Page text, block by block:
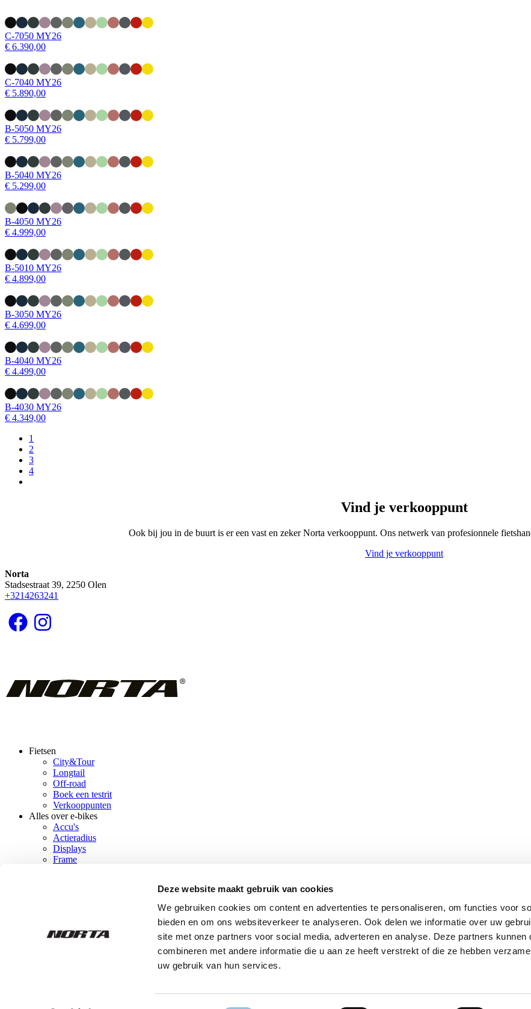
Deze website maakt gebruik van cookies
We gebruiken cookies om content en advertenties te personaliseren, om functies voor
bieden en om ons websiteverkeer te analyseren. Ook delen we informatie over uw
site met onze partners voor social media, adverteren en analyse. Deze partners kunnen
combineren met andere informatie die u aan ze heeft verstrekt of die ze hebben
uw gebruik van hun services.
C-7050 MY26
€ 6.390,00
C-7040 MY26
€ 5.890,00
B-5050 MY26
€ 5.799,00
B-5040 MY26
€ 5.299,00
B-4050 MY26
€ 4.999,00
B-5010 MY26
€ 4.899,00
B-3050 MY26
€ 4.699,00
B-4040 MY26
€ 4.499,00
B-4030 MY26
€ 4.349,00
Paginering
Huidige
pagina
1
Page
2
Page
3
Page
4
Vind je verkooppunt
Ook bij jou in de buurt is er een vast en zeker Norta verkooppunt. Ons netwerk van profesionnele
Vind je verkooppunt
Norta
Stadsestraat 39, 2250 Olen
+3214263241
Footer
Fietsen
City&Tour
Longtail
Off-road
Boek een testrit
Verkooppunten
Alles over e-bikes
Accu's
Actieradius
Displays
Frame
Dealer worden